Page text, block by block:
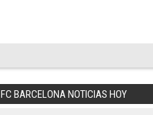
FC BARCELONA NOTICIAS HOY